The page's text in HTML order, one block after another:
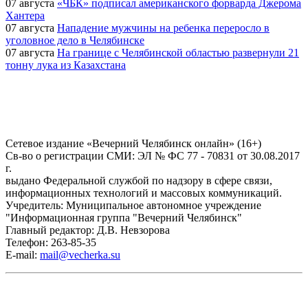
07 августа «ЧБК» подписал американского форварда Джерома
Хантера
07 августа Нападение мужчины на ребенка переросло в
уголовное дело в Челябинске
07 августа На границе с Челябинской областью развернули 21
тонну лука из Казахстана
Сетевое издание «Вечерний Челябинск онлайн» (16+)
Cв-во о регистрации СМИ: ЭЛ № ФС 77 - 70831 от 30.08.2017
г.
выдано Федеральной службой по надзору в сфере связи,
информационных технологий и массовых коммуникаций.
Учредитель: Муниципальное автономное учреждение
"Информационная группа "Вечерний Челябинск"
Главный редактор: Д.В. Невзорова
Телефон: 263-85-35
E-mail: mail@vecherka.su